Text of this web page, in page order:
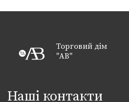
Торговий дім
"АВ"
Наші контакти